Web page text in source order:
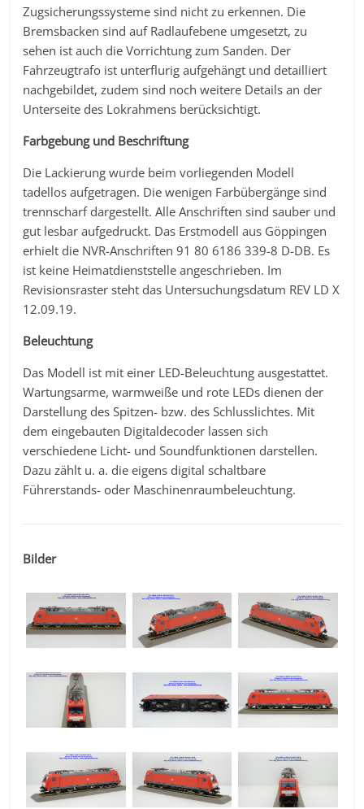
Zugsicherungssysteme sind nicht zu erkennen. Die
Bremsbacken sind auf Radlaufebene umgesetzt, zu
sehen ist auch die Vorrichtung zum Sanden. Der
Fahrzeugtrafo ist unterflurig aufgehängt und detailliert
nachgebildet, zudem sind noch weitere Details an der
Unterseite des Lokrahmens berücksichtigt.
Farbgebung und Beschriftung
Die Lackierung wurde beim vorliegenden Modell
tadellos aufgetragen. Die wenigen Farbübergänge sind
trennscharf dargestellt. Alle Anschriften sind sauber und
gut lesbar aufgedruckt. Das Erstmodell aus Göppingen
erhielt die NVR-Anschriften 91 80 6186 339-8 D-DB. Es
ist keine Heimatdienststelle angeschrieben. Im
Revisionsraster steht das Untersuchungsdatum REV LD X
12.09.19.
Beleuchtung
Das Modell ist mit einer LED-Beleuchtung ausgestattet.
Wartungsarme, warmweiße und rote LEDs dienen der
Darstellung des Spitzen- bzw. des Schlusslichtes. Mit
dem eingebauten Digitaldecoder lassen sich
verschiedene Licht- und Soundfunktionen darstellen.
Dazu zählt u. a. die eigens digital schaltbare
Führerstands- oder Maschinenraumbeleuchtung.
Bilder